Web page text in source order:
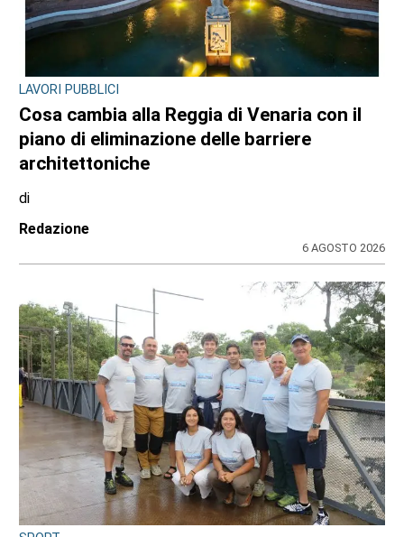
LAVORI PUBBLICI
Cosa cambia alla Reggia di Venaria con il
piano di eliminazione delle barriere
architettoniche
di
Redazione
6 AGOSTO 2026